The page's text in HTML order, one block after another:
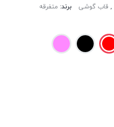
, قاب گوشی برند: متفرقه